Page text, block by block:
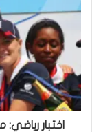
اختبار